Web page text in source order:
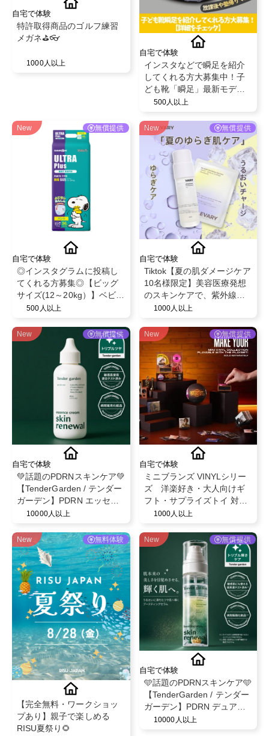
自宅で体験
特許取得商品のゴルフ練習
メガネ⛳️👓
1000人以上
自宅で体験
インスタなどで瞬足を紹介
してくれる方大募集中！子
ども靴「瞬足」最新モデル
を履いて投稿✨
500人以上
New 無償提供
自宅で体験
◎インスタグラムに投稿し
てくれる方募集◎【ビッグ
サイズ(12～20kg）】ベビー
ザらス限定！ベビー紙おむ
イン◎ベビー育児用品◎
500人以上
New 無償提供
自宅で体験
Tiktok【夏の肌ダメージケア
10名様限定】美容医療発想
のスキンケアで、紫外線や
乾燥でゆらぎやすい肌を整
ット
1000人以上
New 無償提供
自宅で体験
💚話題のPDRNスキンケア💚
【TenderGarden / テンダー
ガーデン】PDRN エッセン
スクリーム 80ml モニター募
10000人以上
New 無償提供
自宅で体験
ミニブランズ VINYLシリー
ズ 洋楽好き・大人向けギ
フト・サプライズトイ 対象
年齢６歳以上
1000人以上
New 無料体験
【完全無料・ワークショッ
プあり】親子で楽しめる
RISU夏祭り🌻
New 無償提供
自宅で体験
🩵話題のPDRNスキンケア🩵
【TenderGarden / テンダー
ガーデン】PDRN デュアル
ブースト 美容液ミスト モニ
10000人以上